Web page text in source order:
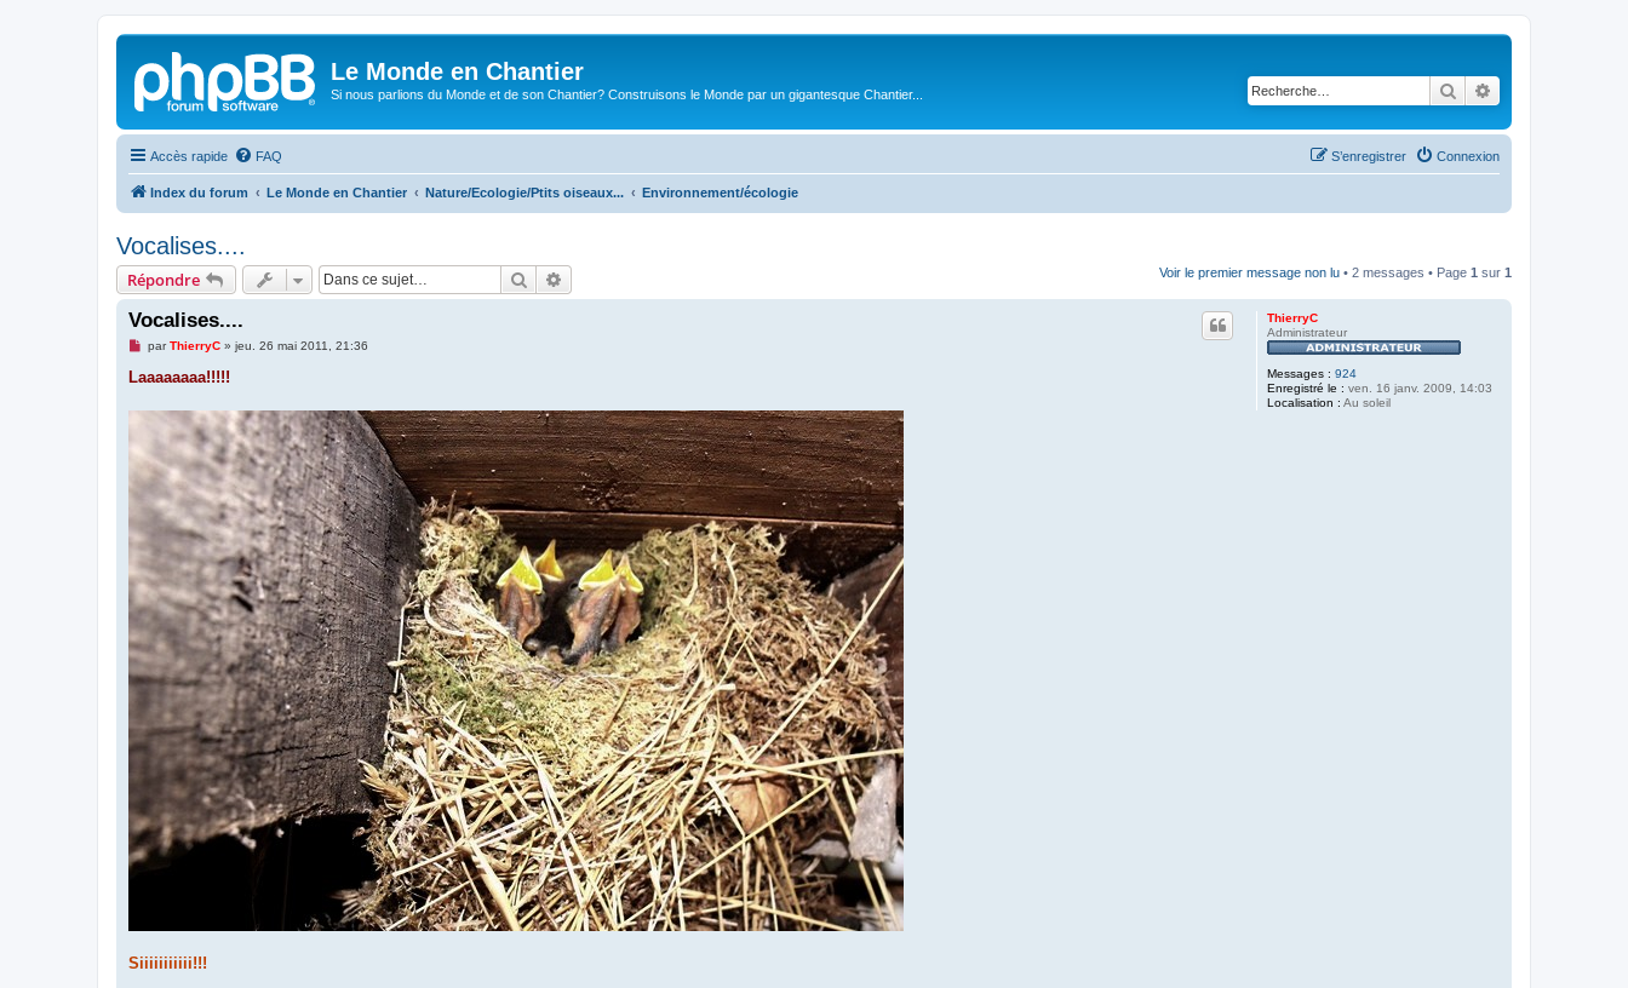
Le Monde en Chantier
Si nous parlions du Monde et de son Chantier? Construisons le Monde par un gigantesque Chantier... Rechercher
Accès rapide FAQ Connexion
S’enregistrer
Index du forum Le Monde en Chantier Nature/Ecologie/Ptits oiseaux... Environnement/écologie
Vocalises....
Répondre Rechercher Voir le premier message non lu • 2 messages • Page 1 sur 1
ThierryC
Administrateur
Messages : 924
Enregistré le : ven. 16 janv. 2009, 14:03
Localisation : Au soleil
Vocalises....
M
s
o
parThierryC» jeu. 26 mai 2011, 21:36
Laaaaaaaa!!!!!
Siiiiiiiiiii!!!